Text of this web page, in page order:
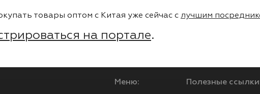
товары оптом с Китая уже сейчас с лучшим
на портале.
Меню: Полезные